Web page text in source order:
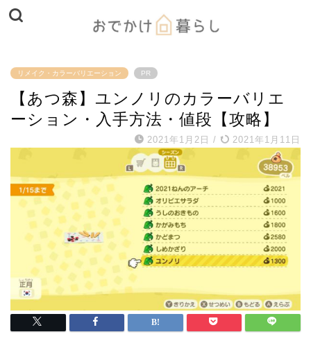
リメイク・カラーバリエーション PR
【あつ森】ユンノリのカラーバリエ
ーション・入手方法・値段【攻略】
2021年1月2日 / 2021年1月11日